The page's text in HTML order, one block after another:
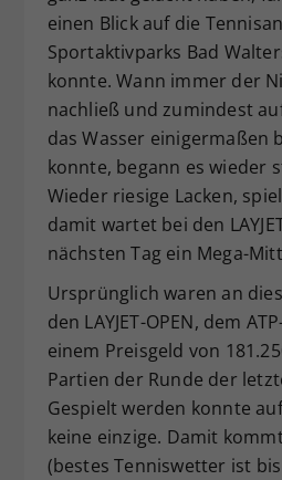
einen Blick auf die
Sportaktivparks Bad
konnte. Wann immer der
nachließ und zumindest
das Wasser einigermaßen
konnte, begann es wieder
Wieder riesige Lacken,
damit wartet bei den
nächsten Tag ein Mega-
Ursprünglich waren an
den LAYJET-OPEN, dem
einem Preisgeld von
Partien der Runde der
Gespielt werden konnte
keine einzige. Damit
(bestes Tenniswetter ist
Zweck
Dieser Wert
Einstellungen.
zufällig
historische
Webseiten-
hat.